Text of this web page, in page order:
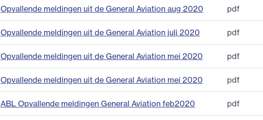
Opvallende meldingen uit de General Aviation aug 2020 pdf
Opvallende meldingen uit de General Aviation juli 2020 pdf
Opvallende meldingen uit de General Aviation mei 2020 pdf
Opvallende meldingen uit de General Aviation mei 2020 pdf
ABL Opvallende meldingen General Aviation feb2020 pdf